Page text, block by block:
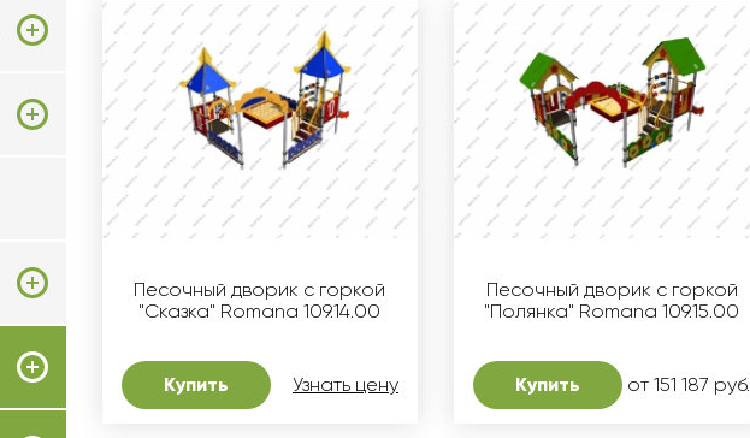
Песочный дворик с горкой
"Сказка" Romana 109.14.00
Купить Узнать цену
Песочный дворик с горкой
"Полянка" Romana 109.15.00
Купить от 151 187 руб.